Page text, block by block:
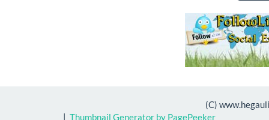
(C)
| Thumbnail Generator by PagePeeker